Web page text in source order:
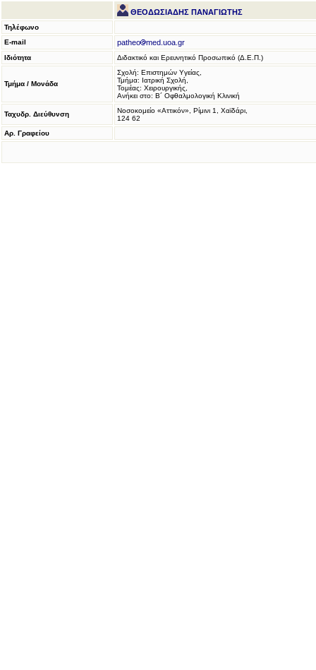
ΘΕΟΔΩΣΙΑΔΗΣ ΠΑΝΑΓΙΩΤΗΣ
Τηλέφωνο
E-mail
patheo med.uoa.gr
Ιδιότητα Διδακτικό και Ερευνητικό Προσωπικό (Δ.Ε.Π.)
Τμήμα / Μονάδα
Σχολή: Επιστημών Υγείας,
Τμήμα: Ιατρική Σχολή,
Τομέας: Χειρουργικής,
Ανήκει στο: Β´ Οφθαλμολογική Κλινική
Ταχυδρ. Διεύθυνση
Νοσοκομείο «Αττικόν», Ρίμινι 1, Χαϊδάρι,
124 62
Αρ. Γραφείου